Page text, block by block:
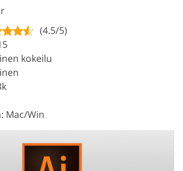
(4.5/5)
kokeilu
Mac/Win